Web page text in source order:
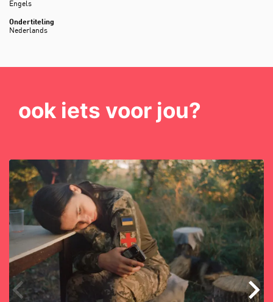
Engels
Ondertiteling
Nederlands
ook iets voor jou?